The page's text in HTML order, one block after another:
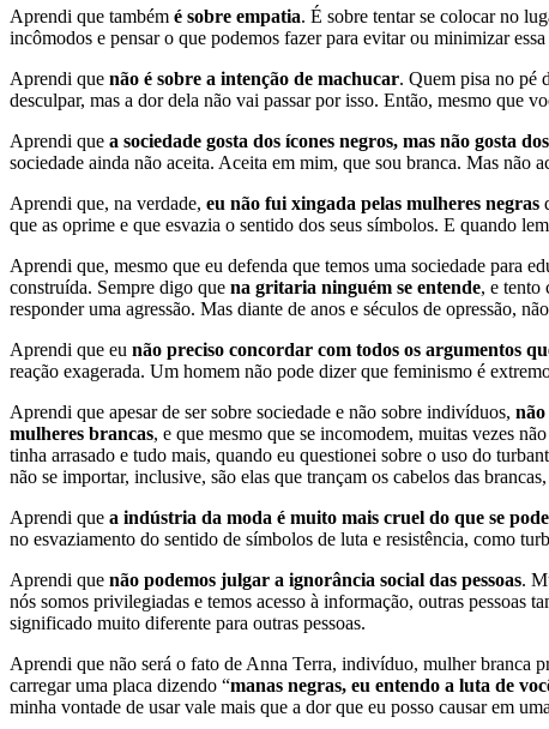
Aprendi que também é sobre empatia. É sobre tentar se colocar no
incômodos e pensar o que podemos fazer para evitar ou minimizar
Aprendi que não é sobre a intenção de machucar. Quem pisa no pé
desculpar, mas a dor dela não vai passar por isso. Então, mesmo que
Aprendi que a sociedade gosta dos ícones negros, mas não gosta
sociedade ainda não aceita. Aceita em mim, que sou branca. Mas não
Aprendi que, na verdade, eu não fui xingada pelas mulheres negras
que as oprime e que esvazia o sentido dos seus símbolos. E quando
Aprendi que, mesmo que eu defenda que temos uma sociedade para
construída. Sempre digo que na gritaria ninguém se entende, e tento
responder uma agressão. Mas diante de anos e séculos de opressão,
Aprendi que eu não preciso concordar com todos os argumentos
reação exagerada. Um homem não pode dizer que feminismo é
Aprendi que apesar de ser sobre sociedade e não sobre indivíduos, não
mulheres brancas, e que mesmo que se incomodem, muitas vezes
tinha arrasado e tudo mais, quando eu questionei sobre o uso do
não se importar, inclusive, são elas que trançam os cabelos das
Aprendi que a indústria da moda é muito mais cruel do que se
no esvaziamento do sentido de símbolos de luta e resistência, como
Aprendi que não podemos julgar a ignorância social das pessoas.
nós somos privilegiadas e temos acesso à informação, outras pessoas
significado muito diferente para outras pessoas.
Aprendi que não será o fato de Anna Terra, indivíduo, mulher branca
carregar uma placa dizendo “manas negras, eu entendo a luta de
minha vontade de usar vale mais que a dor que eu posso causar em